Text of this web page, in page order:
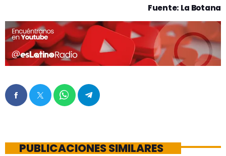
Fuente: La Botana
PUBLICACIONES SIMILARES